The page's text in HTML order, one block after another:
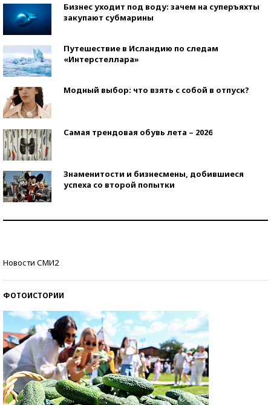
Бизнес уходит под воду: зачем на суперъяхты
закупают субмарины
Путешествие в Исландию по следам
«Интерстеллара»
Модный выбор: что взять с собой в отпуск?
Самая трендовая обувь лета – 2026
Знаменитости и бизнесмены, добившиеся
успеха со второй попытки
Новости СМИ2
ФОТОИСТОРИИ